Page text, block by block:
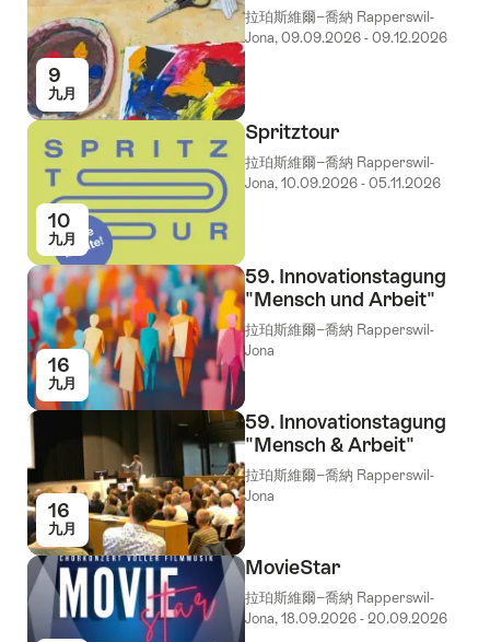
9
九月
拉珀斯維爾−喬納 Rapperswil-
Jona, 09.09.2026 - 09.12.2026
10
九月
Spritztour
拉珀斯維爾−喬納 Rapperswil-
Jona, 10.09.2026 - 05.11.2026
16
九月
59. Innovationstagung
"Mensch und Arbeit"
拉珀斯維爾−喬納 Rapperswil-
Jona
16
九月
59. Innovationstagung
"Mensch & Arbeit"
拉珀斯維爾−喬納 Rapperswil-
Jona
MovieStar
拉珀斯維爾−喬納 Rapperswil-
Jona, 18.09.2026 - 20.09.2026